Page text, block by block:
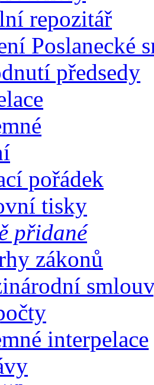
repozitář
Poslanecké
předsedy
pořádek
tisky
přidané
zákonů
interpelace